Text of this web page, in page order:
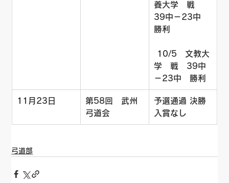
養大学　戦
39中－23中
勝利
学　戦　39中
－23中　勝利
11月23日
第58回　武州
弓道会
予選通過 決勝
入賞なし
弓道部